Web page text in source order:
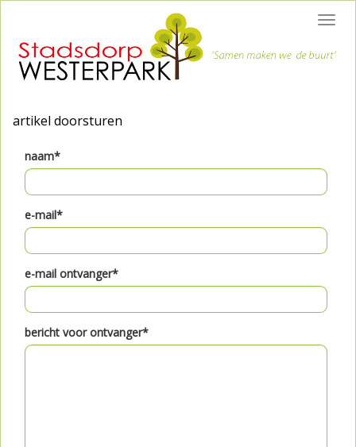
artikel doorsturen
naam*
e-mail*
e-mail ontvanger*
bericht voor ontvanger*